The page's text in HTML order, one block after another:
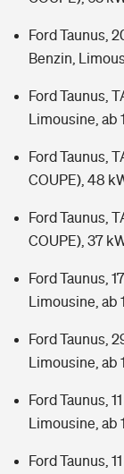
Ford Taunus,
Benzin,
Ford Taunus,
Limousine, ab
Ford Taunus,
COUPE), 48
Ford Taunus,
COUPE), 37
Ford Taunus,
Limousine, ab
Ford Taunus,
Limousine, ab
Ford Taunus,
Limousine, ab
Ford Taunus,